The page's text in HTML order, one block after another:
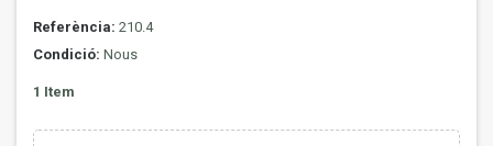
Referència: 210.4
Condició: Nous
1 Item